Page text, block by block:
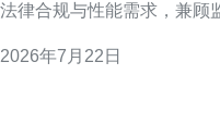
法律合规与性能需求，兼顾
什么是香港云服务器 香港云
2026年7月22日